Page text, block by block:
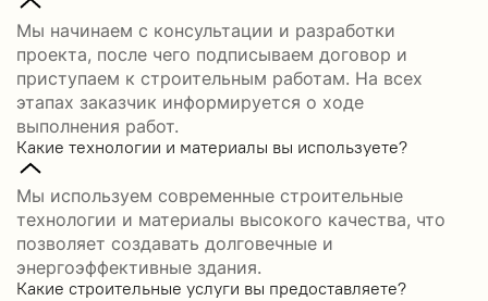
Мы начинаем с консультации и разработки
проекта, после чего подписываем договор и
приступаем к строительным работам. На всех
этапах заказчик информируется о ходе
выполнения работ.
Какие технологии и материалы вы используете?
Мы используем современные строительные
технологии и материалы высокого качества, что
позволяет создавать долговечные и
энергоэффективные здания.
Какие строительные услуги вы предоставляете?